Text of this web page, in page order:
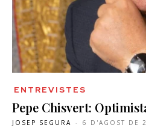
ENTREVISTES
Pepe Chisvert:
JOSEP SEGURA - 6 D'AGOST DE